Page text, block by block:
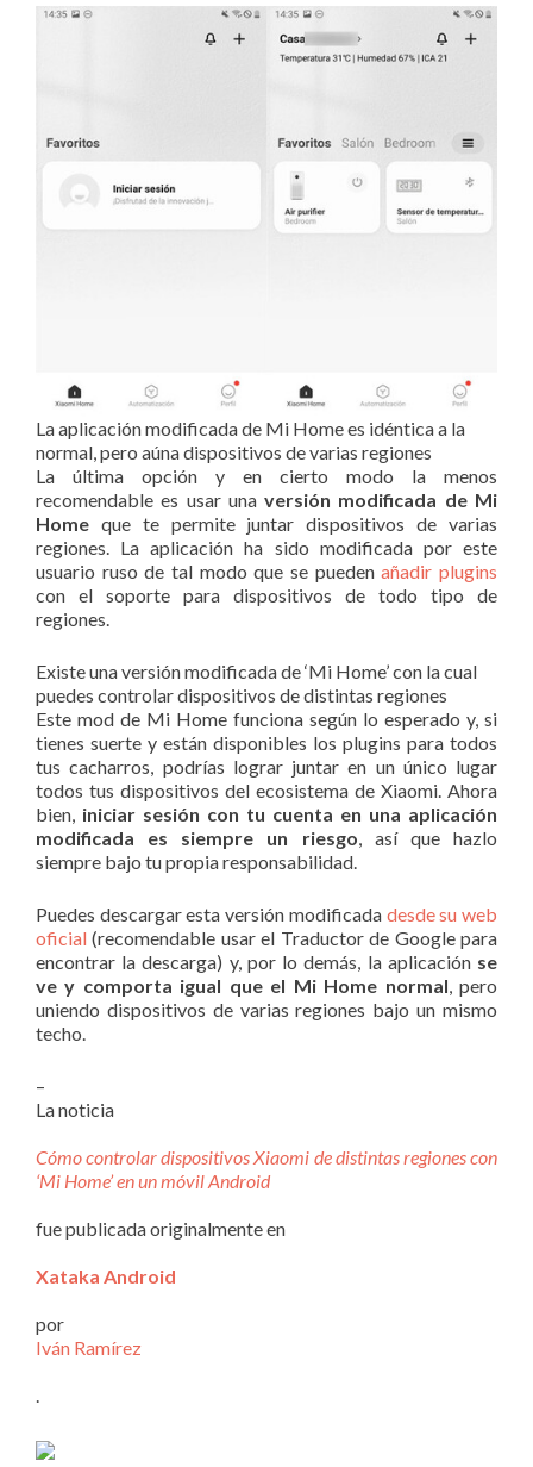
La aplicación modificada de Mi Home es idéntica a la
normal, pero aúna dispositivos de varias regiones
La última opción y en cierto modo la menos
recomendable es usar unaversión modificada de Mi
Home que te permite juntar dispositivos de varias
regiones. La aplicación ha sido modificada por este
usuario ruso de tal modo que se puedenañadir plugins
con el soporte para dispositivos de todo tipo de
regiones.
Existe una versión modificada de ‘Mi Home’ con la cual
puedes controlar dispositivos de distintas regiones
Este mod de Mi Home funciona según lo esperado y, si
tienes suerte y están disponibles los plugins para todos
tus cacharros, podrías lograr juntar en un único lugar
todos tus dispositivos del ecosistema de Xiaomi. Ahora
bien, iniciar sesión con tu cuenta en una aplicación
modificada es siempre un riesgo, así que hazlo
siempre bajo tu propia responsabilidad.
Puedes descargar esta versión modificada desde su web
oficial (recomendable usar el Traductor de Google para
encontrar la descarga) y, por lo demás, la aplicación se
ve y comporta igual que el Mi Home normal, pero
uniendo dispositivos de varias regiones bajo un mismo
techo.
–
La noticia
Cómo controlar dispositivos Xiaomi de distintas regiones con
‘Mi Home’ en un móvil Android
fue publicada originalmente en
Xataka Android
por
Iván Ramírez
.